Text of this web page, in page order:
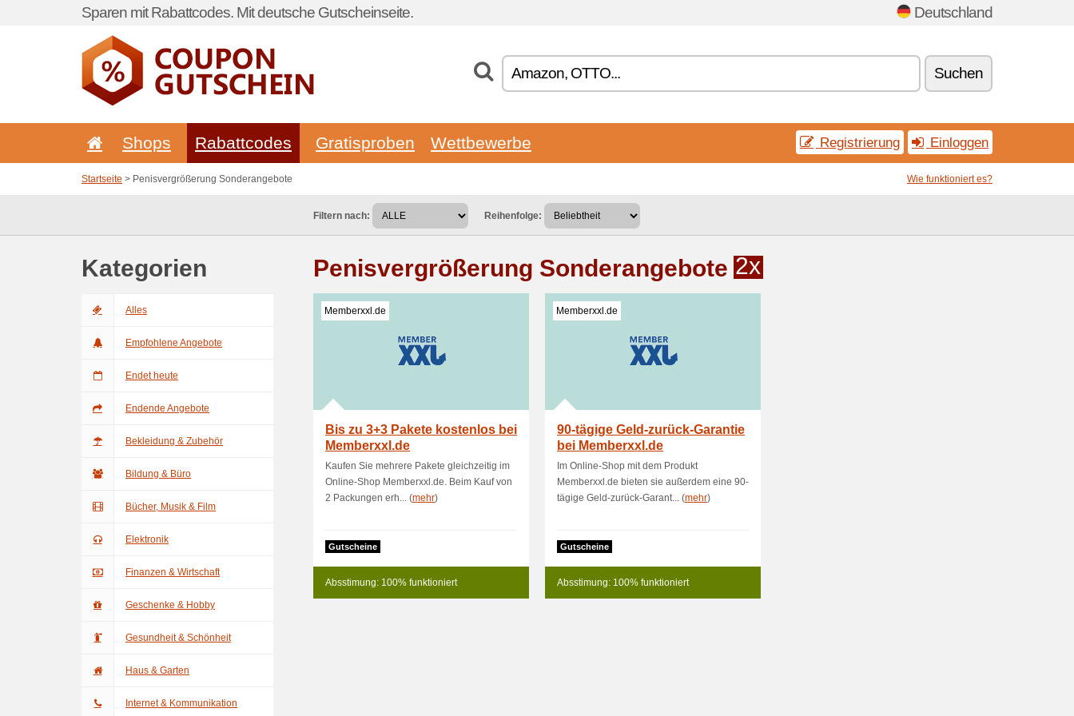
Sparen mit Rabattcodes. Mit deutsche Gutscheinseite. Deutschland
Suchen
Shops Rabattcodes Gratisproben Wettbewerbe Registrierung Einloggen
Startseite > Penisvergrößerung Sonderangebote Wie funktioniert es?
Filtern nach: Reihenfolge:
Kategorien
Alles
Empfohlene Angebote
Endet heute
Endende Angebote
Bekleidung & Zubehör
Bildung & Büro
Bücher, Musik & Film
Elektronik
Finanzen & Wirtschaft
Geschenke & Hobby
Gesundheit & Schönheit
Haus & Garten
Internet & Kommunikation
Penisvergrößerung Sonderangebote 2x
Memberxxl.de
Bis zu 3+3 Pakete kostenlos bei
Memberxxl.de
Kaufen Sie mehrere Pakete gleichzeitig im
Online-Shop Memberxxl.de. Beim Kauf von
2 Packungen erh... (mehr)
Gutscheine
Absstimung: 100% funktioniert
Memberxxl.de
90-tägige Geld-zurück-Garantie
bei Memberxxl.de
Im Online-Shop mit dem Produkt
Memberxxl.de bieten sie außerdem eine 90-
tägige Geld-zurück-Garant... (mehr)
Gutscheine
Absstimung: 100% funktioniert